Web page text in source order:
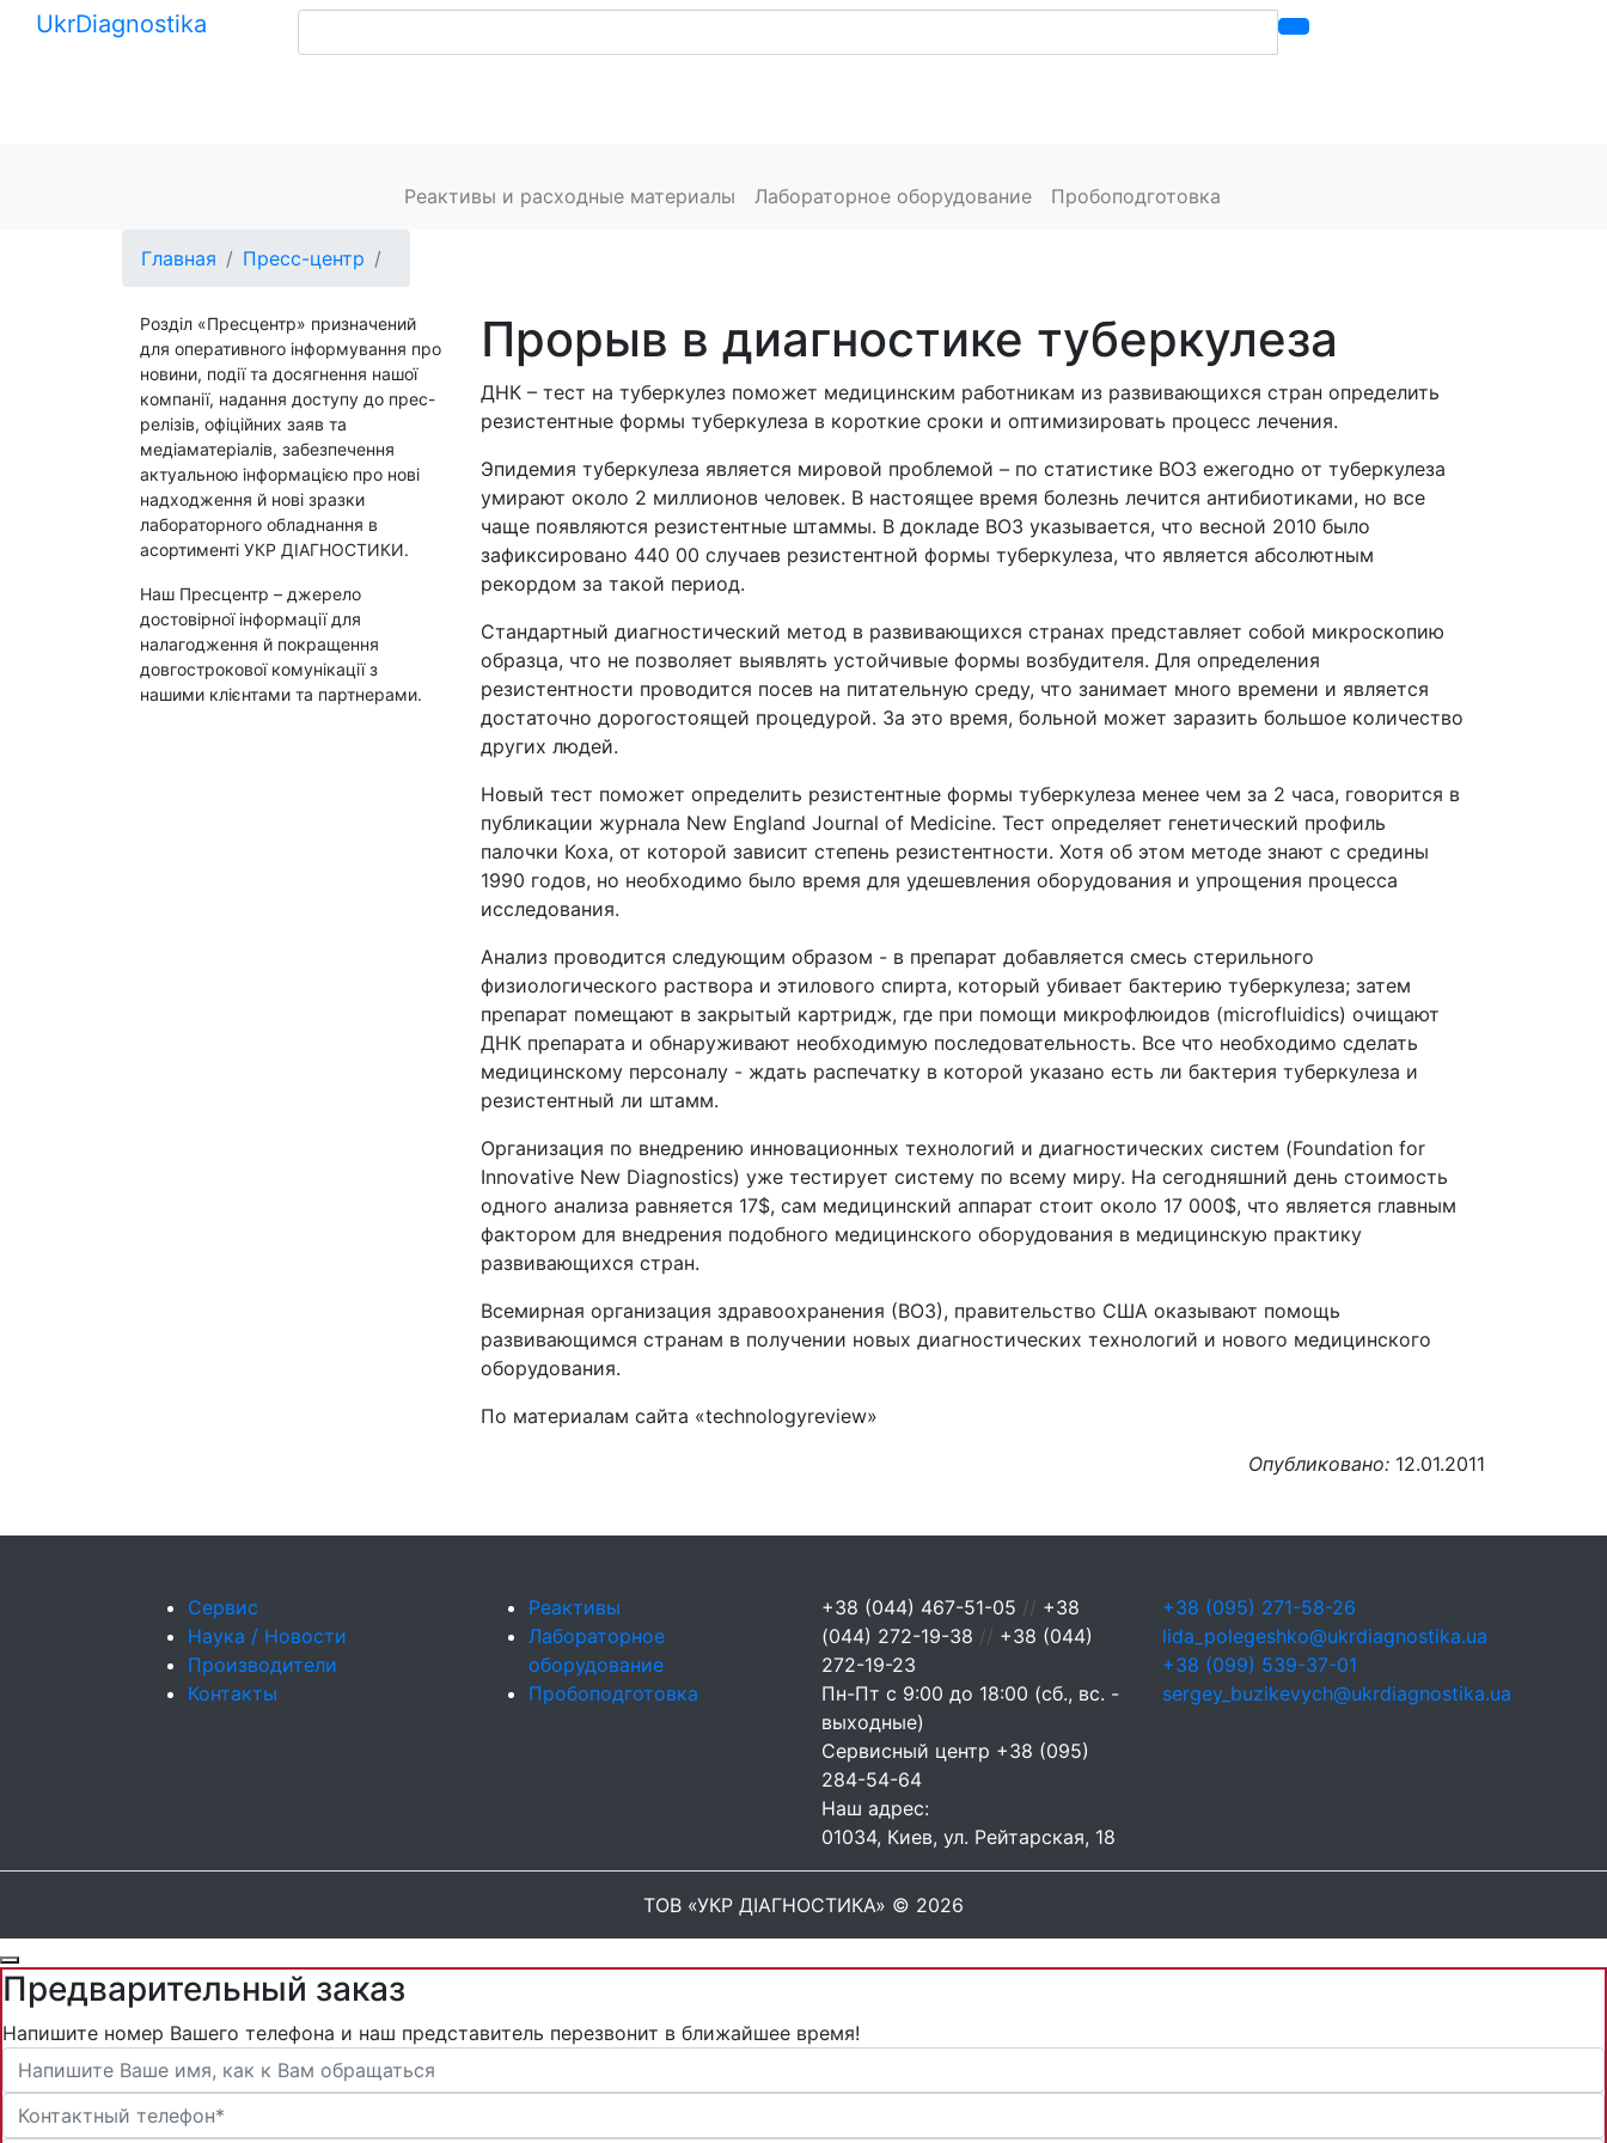
UkrDiagnostika
Реактивы и расходные материалы Лабораторное оборудование Пробоподготовка
Главная Пресс-центр
Розділ «Пресцентр» призначений
для оперативного інформування про
новини, події та досягнення нашої
компанії, надання доступу до прес-
релізів, офіційних заяв та
медіаматеріалів, забезпечення
актуальною інформацією про нові
надходження й нові зразки
лабораторного обладнання в
асортименті УКР ДІАГНОСТИКИ.
Наш Пресцентр – джерело
достовірної інформації для
налагодження й покращення
довгострокової комунікації з
нашими клієнтами та партнерами.
Прорыв в диагностике туберкулеза
ДНК – тест на туберкулез поможет медицинским работникам из развивающихся стран определить
резистентные формы туберкулеза в короткие сроки и оптимизировать процесс лечения.
Эпидемия туберкулеза является мировой проблемой – по статистике ВОЗ ежегодно от туберкулеза
умирают около 2 миллионов человек. В настоящее время болезнь лечится антибиотиками, но все
чаще появляются резистентные штаммы. В докладе ВОЗ указывается, что весной 2010 было
зафиксировано 440 00 случаев резистентной формы туберкулеза, что является абсолютным
рекордом за такой период.
Стандартный диагностический метод в развивающихся странах представляет собой микроскопию
образца, что не позволяет выявлять устойчивые формы возбудителя. Для определения
резистентности проводится посев на питательную среду, что занимает много времени и является
достаточно дорогостоящей процедурой. За это время, больной может заразить большое количество
других людей.
Новый тест поможет определить резистентные формы туберкулеза менее чем за 2 часа, говорится в
публикации журнала New England Journal of Medicine. Тест определяет генетический профиль
палочки Коха, от которой зависит степень резистентности. Хотя об этом методе знают с средины
1990 годов, но необходимо было время для удешевления оборудования и упрощения процесса
исследования.
Анализ проводится следующим образом - в препарат добавляется смесь стерильного
физиологического раствора и этилового спирта, который убивает бактерию туберкулеза; затем
препарат помещают в закрытый картридж, где при помощи микрофлюидов (microfluidics) очищают
ДНК препарата и обнаруживают необходимую последовательность. Все что необходимо сделать
медицинскому персоналу - ждать распечатку в которой указано есть ли бактерия туберкулеза и
резистентный ли штамм.
Организация по внедрению инновационных технологий и диагностических систем (Foundation for
Innovative New Diagnostics) уже тестирует систему по всему миру. На сегодняшний день стоимость
одного анализа равняется 17$, сам медицинский аппарат стоит около 17 000$, что является главным
фактором для внедрения подобного медицинского оборудования в медицинскую практику
развивающихся стран.
Всемирная организация здравоохранения (ВОЗ), правительство США оказывают помощь
развивающимся странам в получении новых диагностических технологий и нового медицинского
оборудования.
По материалам сайта «technologyreview»
Опубликовано: 12.01.2011
Сервис
Наука / Новости
Производители
Контакты
Реактивы
Лабораторное
оборудование
Пробоподготовка
+38 (044) 467-51-05 // +38
(044) 272-19-38 // +38 (044)
272-19-23
Пн-Пт с 9:00 до 18:00 (сб., вс. -
выходные)
Сервисный центр +38 (095)
284-54-64
Наш адрес:
01034, Киев, ул. Рейтарская, 18
+38 (095) 271-58-26
lida_polegeshko@ukrdiagnostika.ua
+38 (099) 539-37-01
sergey_buzikevych@ukrdiagnostika.ua
ТОВ «УКР ДІАГНОСТИКА» © 2026
Предварительный заказ
Напишите номер Вашего телефона и наш представитель перезвонит в ближайшее время!